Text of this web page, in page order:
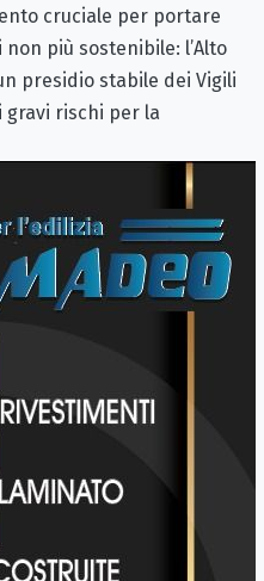
cruciale per portare
più sostenibile: l’Alto
presidio stabile dei Vigili
gravi rischi per la